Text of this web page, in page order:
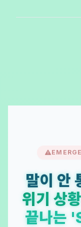
말이 안
위기 상
끝나는